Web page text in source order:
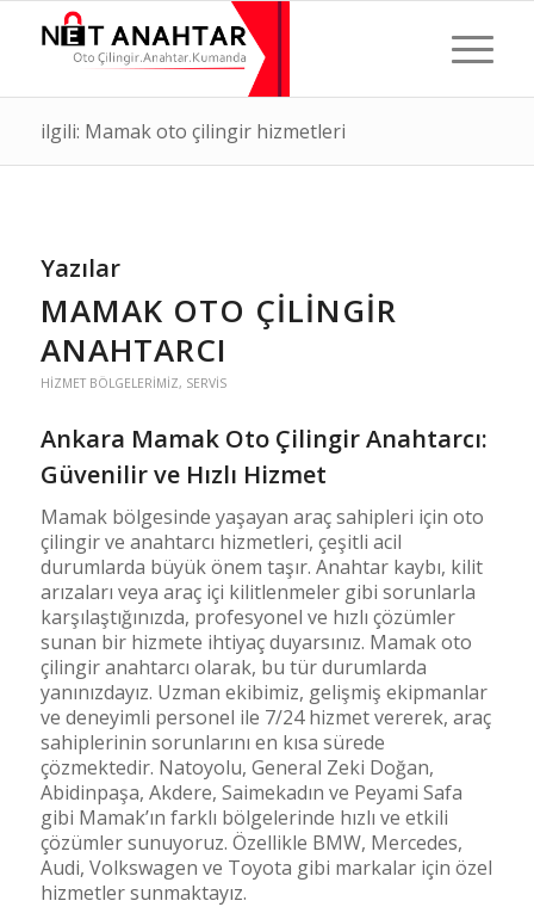
ilgili: Mamak oto çilingir hizmetleri
Yazılar
MAMAK OTO ÇILINGIR
ANAHTARCI
HIZMET BÖLGELERIMIZ, SERVIS
Ankara Mamak Oto Çilingir Anahtarcı:
Güvenilir ve Hızlı Hizmet
Mamak bölgesinde yaşayan araç sahipleri için oto
çilingir ve anahtarcı hizmetleri, çeşitli acil
durumlarda büyük önem taşır. Anahtar kaybı, kilit
arızaları veya araç içi kilitlenmeler gibi sorunlarla
karşılaştığınızda, profesyonel ve hızlı çözümler
sunan bir hizmete ihtiyaç duyarsınız. Mamak oto
çilingir anahtarcı olarak, bu tür durumlarda
yanınızdayız. Uzman ekibimiz, gelişmiş ekipmanlar
ve deneyimli personel ile 7/24 hizmet vererek, araç
sahiplerinin sorunlarını en kısa sürede
çözmektedir. Natoyolu, General Zeki Doğan,
Abidinpaşa, Akdere, Saimekadın ve Peyami Safa
gibi Mamak’ın farklı bölgelerinde hızlı ve etkili
çözümler sunuyoruz. Özellikle BMW, Mercedes,
Audi, Volkswagen ve Toyota gibi markalar için özel
hizmetler sunmaktayız.